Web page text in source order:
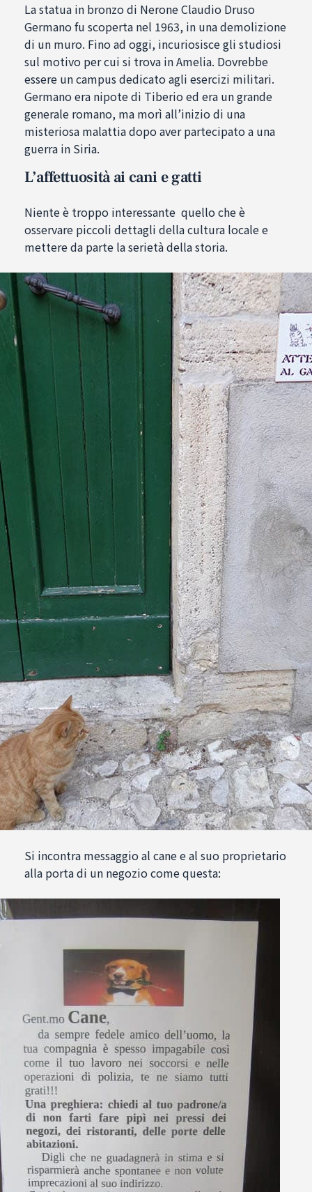
La statua in bronzo di Nerone Claudio Druso
Germano fu scoperta nel 1963, in una demolizione
di un muro. Fino ad oggi, incuriosisce gli studiosi
sul motivo per cui si trova in Amelia. Dovrebbe
essere un campus dedicato agli esercizi militari.
Germano era nipote di Tiberio ed era un grande
generale romano, ma morì all’inizio di una
misteriosa malattia dopo aver partecipato a una
guerra in Siria.
L’affettuosità ai cani e gatti
Niente è troppo interessante quello che è
osservare piccoli dettagli della cultura locale e
mettere da parte la serietà della storia.
Si incontra messaggio al cane e al suo proprietario
alla porta di un negozio come questa: